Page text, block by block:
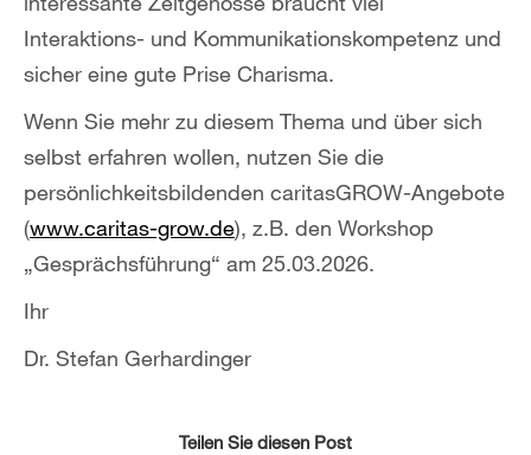
Interaktions- und Kommunikationskompetenz und
sicher eine gute Prise Charisma.
Wenn Sie mehr zu diesem Thema und über sich
selbst erfahren wollen, nutzen Sie die
persönlichkeitsbildenden caritasGROW-Angebote
(www.caritas-grow.de), z.B. den Workshop
„Gesprächsführung“ am 25.03.2026.
Ihr
Dr. Stefan Gerhardinger
Teilen Sie diesen Post